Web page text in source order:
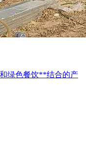
绿色餐饮**结合的产